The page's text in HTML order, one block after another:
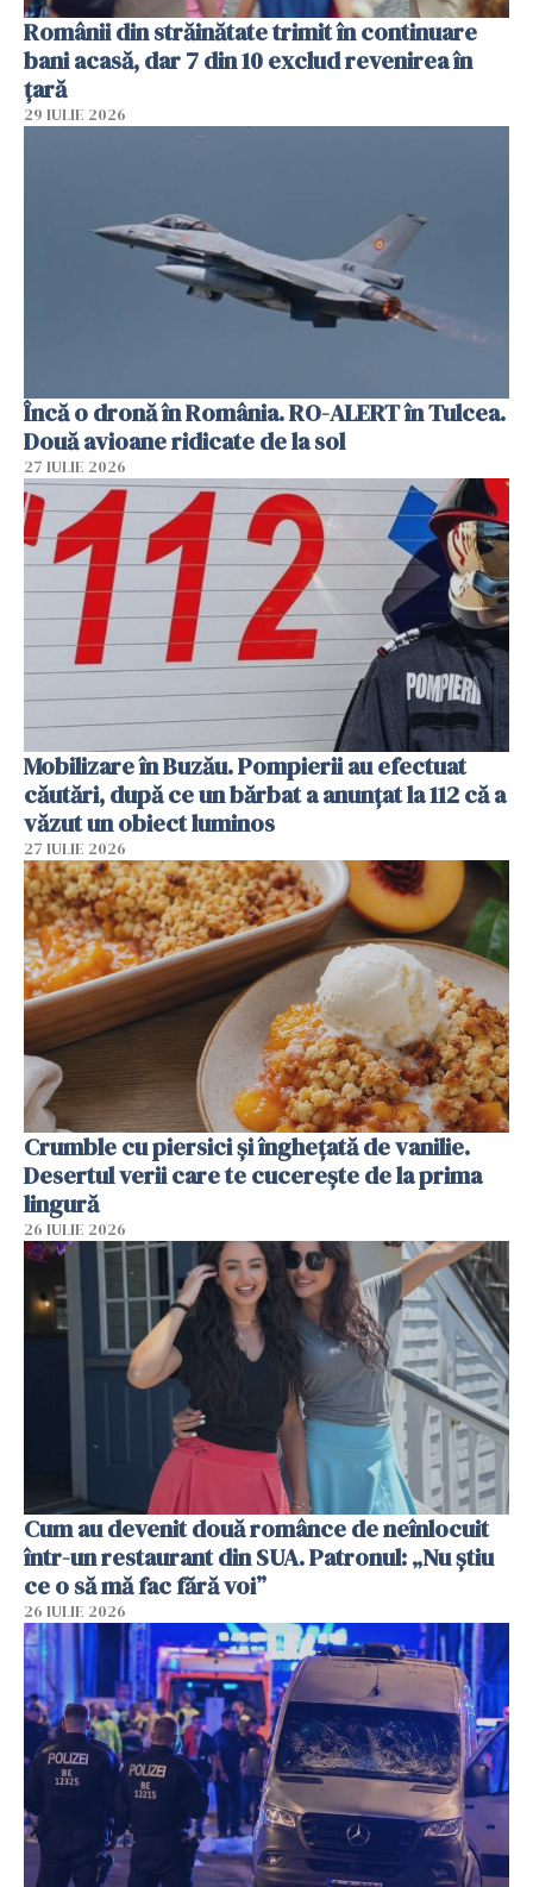
Românii din străinătate trimit în continuare
bani acasă, dar 7 din 10 exclud revenirea în
țară
29 IULIE 2026
Încă o dronă în România. RO-ALERT în Tulcea.
Două avioane ridicate de la sol
27 IULIE 2026
Mobilizare în Buzău. Pompierii au efectuat
căutări, după ce un bărbat a anunțat la 112 că a
văzut un obiect luminos
27 IULIE 2026
Crumble cu piersici și înghețată de vanilie.
Desertul verii care te cucerește de la prima
lingură
26 IULIE 2026
Cum au devenit două românce de neînlocuit
într-un restaurant din SUA. Patronul: „Nu știu
ce o să mă fac fără voi”
26 IULIE 2026